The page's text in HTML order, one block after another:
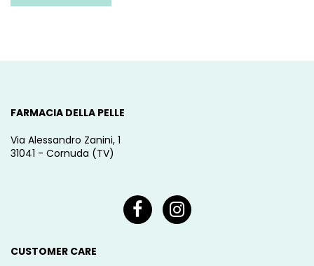
FARMACIA DELLA PELLE
Via Alessandro Zanini, 1
31041 - Cornuda (TV)
CUSTOMER CARE